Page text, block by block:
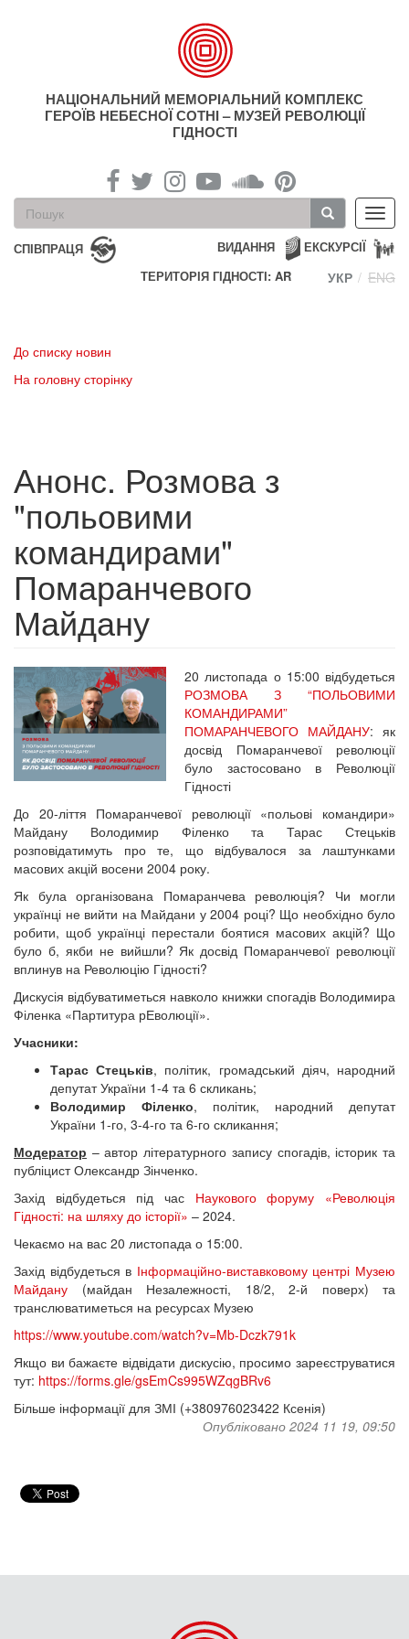
НАЦІОНАЛЬНИЙ МЕМОРІАЛЬНИЙ КОМПЛЕКС
ГЕРОЇВ НЕБЕСНОЇ СОТНІ – МУЗЕЙ РЕВОЛЮЦІЇ
ГІДНОСТІ
Пошукова
форма
Пошук
СПІВПРАЦЯ ЕКСКУРСІЇ
ВИДАННЯ
ТЕРИТОРІЯ ГІДНОСТІ: AR
УКР ENG
До списку новин
На головну сторінку
Анонс. Розмова з
"польовими
командирами"
Помаранчевого
Майдану
20 листопада о 15:00 відбудеться
РОЗМОВА З “ПОЛЬОВИМИ
КОМАНДИРАМИ”
ПОМАРАНЧЕВОГО МАЙДАНУ: як
досвід Помаранчевої революції
було застосовано в Революції
Гідності
До 20-ліття Помаранчевої революції «польові командири»
Майдану Володимир Філенко та Тарас Стецьків
розповідатимуть про те, що відбувалося за лаштунками
масових акцій восени 2004 року.
Як була організована Помаранчева революція? Чи могли
українці не вийти на Майдани у 2004 році? Що необхідно було
робити, щоб українці перестали боятися масових акцій? Що
було б, якби не вийшли? Як досвід Помаранчевої революції
вплинув на Революцію Гідності?
Дискусія відбуватиметься навколо книжки спогадів Володимира
Філенка «Партитура рЕволюції».
Учасники:
Тарас Стецьків, політик, громадський діяч, народний
депутат України 1-4 та 6 скликань;
Володимир Філенко, політик, народний депутат
України 1-го, 3-4-го та 6-го скликання;
Модератор – автор літературного запису спогадів, історик та
публіцист Олександр Зінченко.
Захід відбудеться під час Наукового форуму «Революція
Гідності: на шляху до історії» – 2024.
Чекаємо на вас 20 листопада о 15:00.
Захід відбудеться в Інформаційно-виставковому центрі Музею
Майдану (майдан Незалежності, 18/2, 2-й поверх) та
транслюватиметься на ресурсах Музею
https://www.youtube.com/watch?v=Mb-Dczk791k
Якщо ви бажаєте відвідати дискусію, просимо зареєструватися
тут: https://forms.gle/gsEmCs995WZqgBRv6
Більше інформації для ЗМІ (+380976023422 Ксенія)
Опубліковано 2024 11 19, 09:50